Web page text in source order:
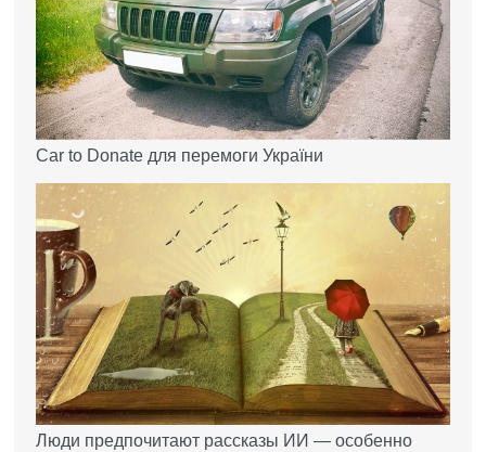
Car to Donate для перемоги України
Люди предпочитают рассказы ИИ — особенно